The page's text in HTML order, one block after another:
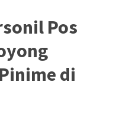
Pos
di